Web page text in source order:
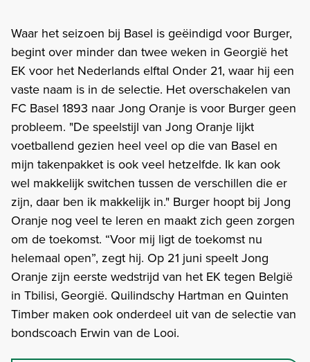
Waar het seizoen bij Basel is geëindigd voor Burger,
begint over minder dan twee weken in Georgië het
EK voor het Nederlands elftal Onder 21, waar hij een
vaste naam is in de selectie. Het overschakelen van
FC Basel 1893 naar Jong Oranje is voor Burger geen
probleem. "De speelstijl van Jong Oranje lijkt
voetballend gezien heel veel op die van Basel en
mijn takenpakket is ook veel hetzelfde. Ik kan ook
wel makkelijk switchen tussen de verschillen die er
zijn, daar ben ik makkelijk in." Burger hoopt bij Jong
Oranje nog veel te leren en maakt zich geen zorgen
om de toekomst. “Voor mij ligt de toekomst nu
helemaal open”, zegt hij. Op 21 juni speelt Jong
Oranje zijn eerste wedstrijd van het EK tegen België
in Tbilisi, Georgië. Quilindschy Hartman en Quinten
Timber maken ook onderdeel uit van de selectie van
bondscoach Erwin van de Looi.